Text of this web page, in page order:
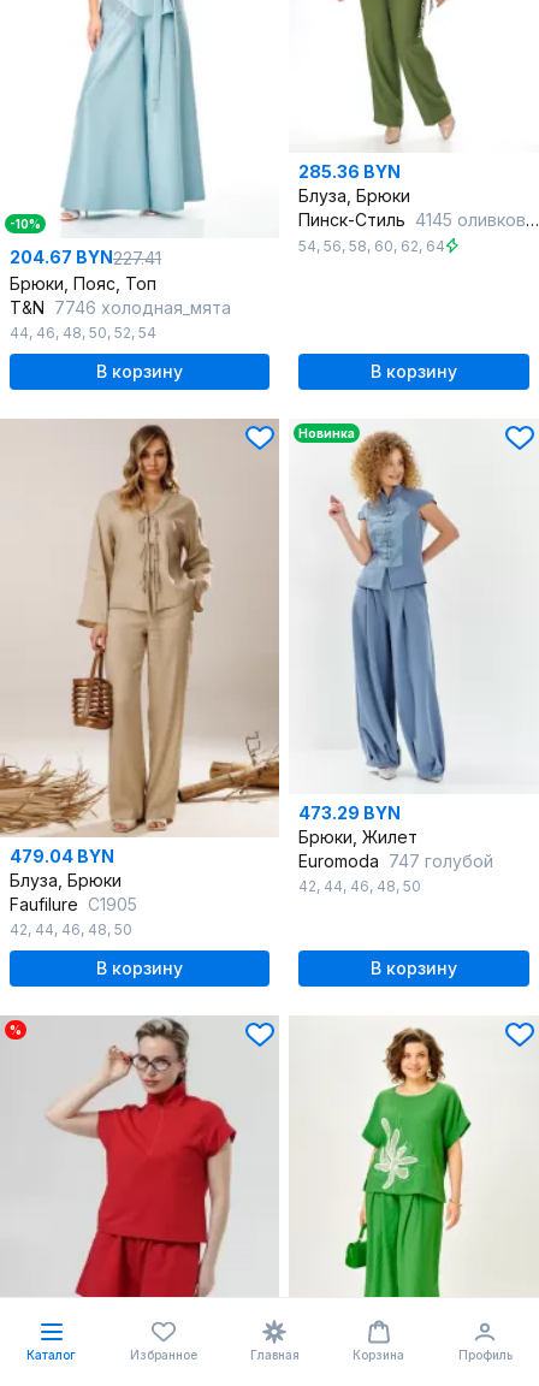
-10%
204.67 BYN227.41
Брюки, Пояс, Топ
T&N 7746 холодная_мята
44, 46, 48, 50, 52, 54
В корзину
285.36 BYN
Блуза, Брюки
Пинск-Стиль 4145 оливковый
54, 56, 58, 60, 62, 64
В корзину
479.04 BYN
Блуза, Брюки
Faufilure C1905
42, 44, 46, 48, 50
В корзину
Новинка
473.29 BYN
Брюки, Жилет
Euromoda 747 голубой
42, 44, 46, 48, 50
В корзину
%
Каталог Избранное Главная Корзина Профиль